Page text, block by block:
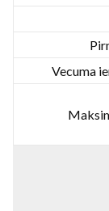
Vecuma